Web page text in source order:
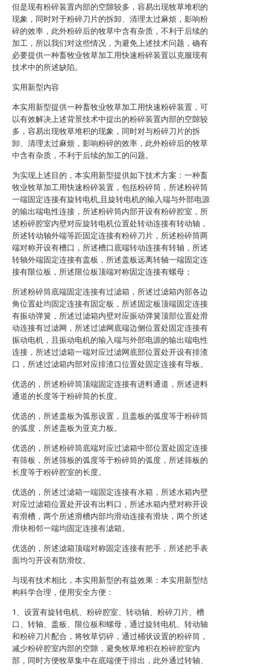
但是现有粉碎装置内部的空隙较多，容易出现牧草堆积的
现象，同时对于粉碎刀片的拆卸、清理太过麻烦，影响粉
碎的效率，此外粉碎后的牧草中含有杂质，不利于后续的
加工，所以我们对这些情况，为避免上述技术问题，确有
必要提供一种畜牧业牧草加工用快速粉碎装置以克服现有
技术中的所述缺陷。
实用新型内容
本实用新型提供一种畜牧业牧草加工用快速粉碎装置，可
以有效解决上述背景技术中提出的粉碎装置内部的空隙较
多，容易出现牧草堆积的现象，同时对与粉碎刀片的拆
卸、清理太过麻烦，影响粉碎的效率，此外粉碎后的牧草
中含有杂质，不利于后续的加工的问题。
为实现上述目的，本实用新型提供如下技术方案：一种畜
牧业牧草加工用快速粉碎装置，包括粉碎筒，所述粉碎筒
一端固定连接有旋转电机,且旋转电机的输入端与外部电源
的输出端电性连接，所述粉碎筒内部开设有粉碎腔室，所
述粉碎腔室内壁对应旋转电机位置处转动连接有转动轴，
所述转动轴外端等距固定连接有粉碎刀片，所述粉碎筒两
端对称开设有槽口，所述槽口底端转动连接有转轴，所述
转轴外端固定连接有盖板，所述盖板远离转轴一端固定连
接有限位板，所述限位板顶端对称固定连接有螺母；
所述粉碎筒底端固定连接有过滤箱，所述过滤箱内部各边
角位置处均固定连接有固定板，所述固定板顶端固定连接
有振动弹簧，所述过滤箱内壁对应振动弹簧顶部位置处滑
动连接有过滤网，所述过滤网底端边侧位置处固定连接有
振动电机，且振动电机的输入端与外部电源的输出端电性
连接，所述过滤箱一端对应过滤网底部位置处开设有排渣
口，所述过滤箱内部对应排渣口位置处固定连接有导板。
优选的，所述粉碎筒顶端固定连接有进料通道，所述进料
通道的长度等于粉碎筒的长度。
优选的，所述盖板为弧形设置，且盖板的弧度等于粉碎筒
的弧度，所述盖板为亚克力板。
优选的，所述粉碎筒底端对应过滤箱中部位置处固定连接
有筛板，所述筛板的弧度等于粉碎筒的弧度，所述筛板的
长度等于粉碎腔室的长度。
优选的，所述过滤箱一端固定连接有水箱，所述水箱内壁
对应过滤箱位置处开设有出料口，所述水箱内壁对称开设
有滑槽，两个所述滑槽内部均滑动连接有滑块，两个所述
滑块相邻一端均固定连接有滤箱。
优选的，所述滤箱顶端对称固定连接有把手，所述把手表
面均匀开设有防滑纹。
与现有技术相比，本实用新型的有益效果：本实用新型结
构科学合理，使用安全方便：
1、设置有旋转电机、粉碎腔室、转动轴、粉碎刀片、槽
口、转轴、盖板、限位板和螺母，通过旋转电机、转动轴
和粉碎刀片配合，将牧草切碎，通过桶状设置的粉碎筒，
减少粉碎腔室内部的空隙，避免牧草堆积在粉碎腔室内
部，同时方便牧草集中在底端便于排出，此外通过转轴、